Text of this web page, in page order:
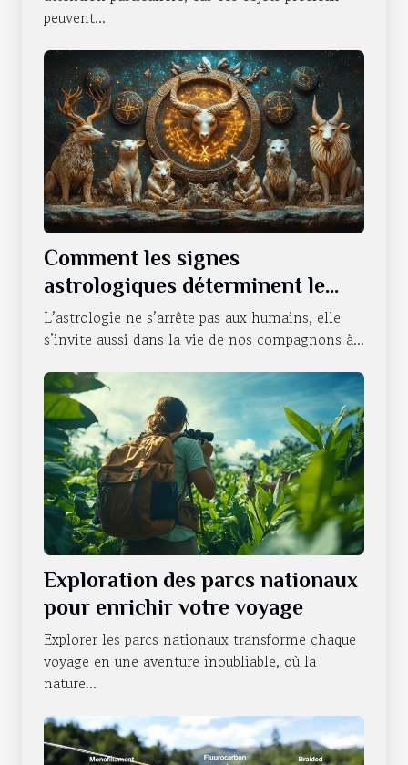
peuvent...
Comment les signes
astrologiques déterminent le
caractère de nos animaux
domestiques
L’astrologie ne s’arrête pas aux humains, elle
s’invite aussi dans la vie de nos compagnons à...
Exploration des parcs nationaux
pour enrichir votre voyage
Explorer les parcs nationaux transforme chaque
voyage en une aventure inoubliable, où la
nature...